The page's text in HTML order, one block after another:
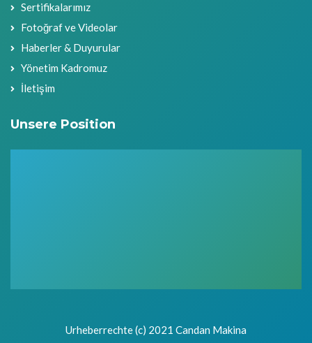
Sertifikalarımız
Fotoğraf ve Videolar
Haberler & Duyurular
Yönetim Kadromuz
İletişim
Unsere Position
Urheberrechte (c) 2021 Candan Makina